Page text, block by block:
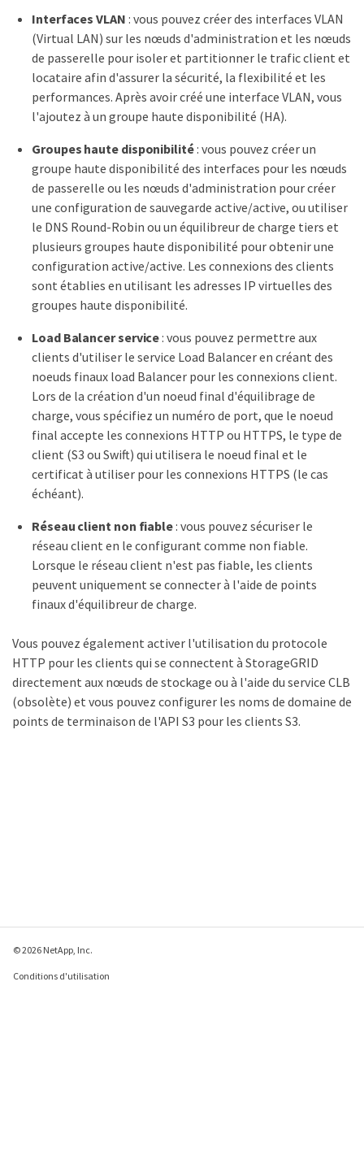
Interfaces VLAN : vous pouvez créer des interfaces VLAN
(Virtual LAN) sur les nœuds d'administration et les nœuds
de passerelle pour isoler et partitionner le trafic client et
locataire afin d'assurer la sécurité, la flexibilité et les
performances. Après avoir créé une interface VLAN, vous
l'ajoutez à un groupe haute disponibilité (HA).
Groupes haute disponibilité: vous pouvez créer un
groupe haute disponibilité des interfaces pour les nœuds
de passerelle ou les nœuds d'administration pour créer
une configuration de sauvegarde active/active, ou utiliser
le DNS Round-Robin ou un équilibreur de charge tiers et
plusieurs groupes haute disponibilité pour obtenir une
configuration active/active. Les connexions des clients
sont établies en utilisant les adresses IP virtuelles des
groupes haute disponibilité.
Load Balancer service: vous pouvez permettre aux
clients d'utiliser le service Load Balancer en créant des
noeuds finaux load Balancer pour les connexions client.
Lors de la création d'un noeud final d'équilibrage de
charge, vous spécifiez un numéro de port, que le noeud
final accepte les connexions HTTP ou HTTPS, le type de
client (S3 ou Swift) qui utilisera le noeud final et le
certificat à utiliser pour les connexions HTTPS (le cas
échéant).
Réseau client non fiable: vous pouvez sécuriser le
réseau client en le configurant comme non fiable.
Lorsque le réseau client n'est pas fiable, les clients
peuvent uniquement se connecter à l'aide de points
finaux d'équilibreur de charge.
Vous pouvez également activer l'utilisation du protocole
HTTP pour les clients qui se connectent à StorageGRID
directement aux nœuds de stockage ou à l'aide du service CLB
(obsolète) et vous pouvez configurer les noms de domaine de
points de terminaison de l'API S3 pour les clients S3.
© 2026 NetApp, Inc.
Conditions d'utilisation